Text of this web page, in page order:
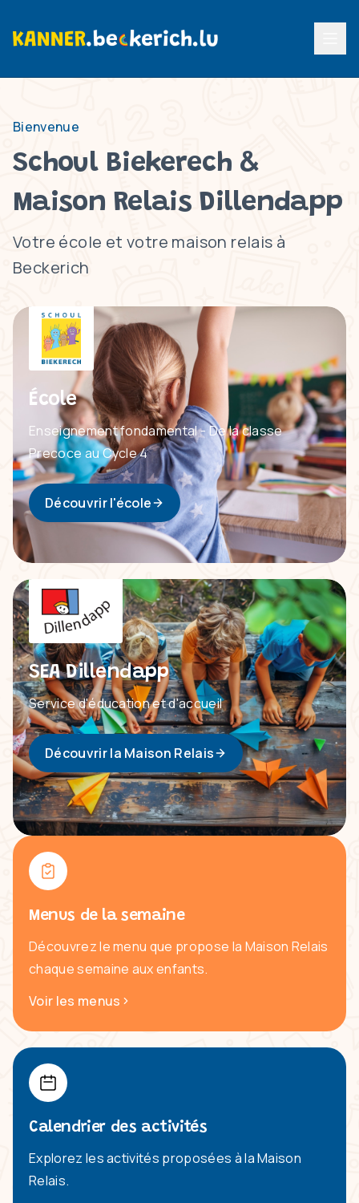
Bienvenue
Schoul Biekerech &
Maison Relais Dillendapp
Votre école et votre maison relais à
Beckerich
École
Enseignement fondamental - De la classe
Precoce au Cycle 4
Découvrir l'école
SEA Dillendapp
Service d'éducation et d'accueil
Découvrir la Maison Relais
Menus de la semaine
Découvrez le menu que propose la Maison Relais
chaque semaine aux enfants.
Voir les menus
Calendrier des activités
Explorez les activités proposées à la Maison
Relais.